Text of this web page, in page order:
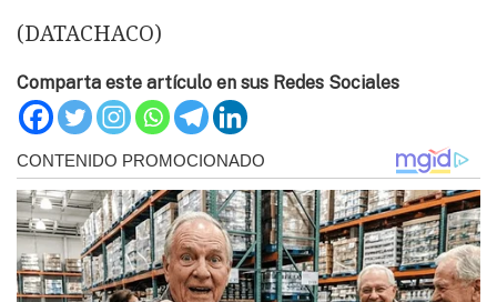
(DATACHACO)
Comparta este artículo en sus Redes Sociales